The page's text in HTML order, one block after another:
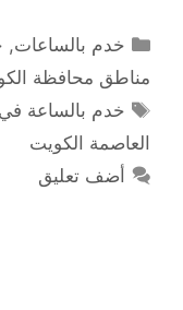
التصنيفات
خدم بالساعات,
مناطق محافظة
الوسوم
خدم بالساعة
العاصمة الكويت
أضف تعليق